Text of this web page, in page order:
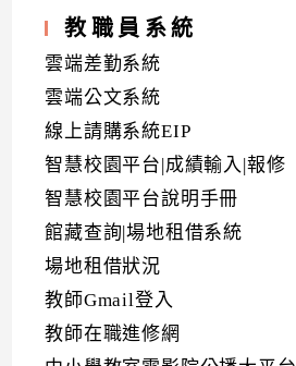
教職員系統
雲端差勤系統
雲端公文系統
線上請購系統EIP
智慧校園平台|成績輸入|報修
智慧校園平台說明手冊
館藏查詢|場地租借系統
場地租借狀況
教師Gmail登入
教師在職進修網